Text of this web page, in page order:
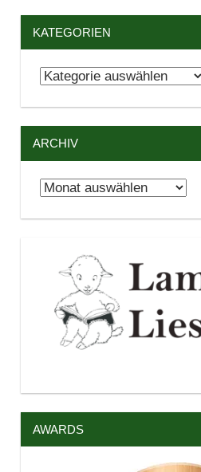
KATEGORIEN
Kategorien
ARCHIV
Archiv
AWARDS